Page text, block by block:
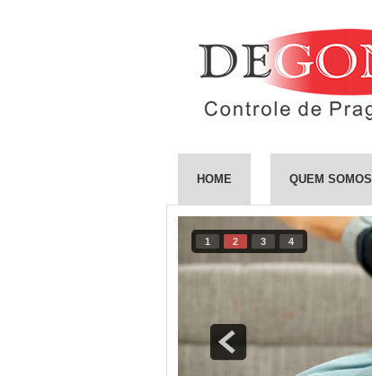
HOME QUEM SOMOS
1 2 3 4